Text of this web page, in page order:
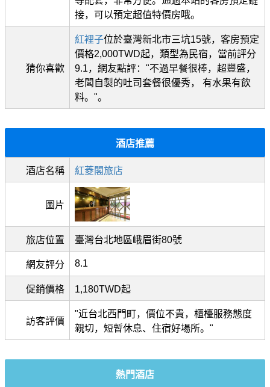
接，可以預定超值特價房哦。
猜你喜歡
紅裡子位於臺灣新北市三坑15號，客房預定
價格2,000TWD起，類型為民宿，當前評分
9.1，網友點評："不過早餐很棒，超豐盛，
老闆自製的吐司套餐很優秀， 有水果有飲
料。"。
酒店推薦
酒店名稱 紅菱閣旅店
圖片
旅店位置 臺灣台北地區峨眉街80號
網友評分 8.1
促銷價格 1,180TWD起
訪客評價
"近台北西門町，價位不貴，櫃檯服務態度
親切，短暫休息、住宿好場所。"
熱門酒店